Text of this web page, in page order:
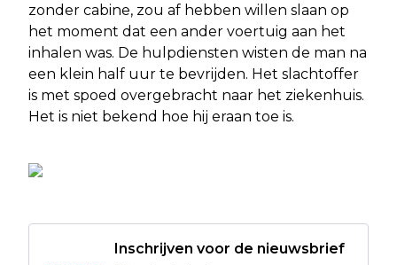
zonder cabine, zou af hebben willen slaan op
het moment dat een ander voertuig aan het
inhalen was. De hulpdiensten wisten de man na
een klein half uur te bevrijden. Het slachtoffer
is met spoed overgebracht naar het ziekenhuis.
Het is niet bekend hoe hij eraan toe is.
Inschrijven voor de nieuwsbrief